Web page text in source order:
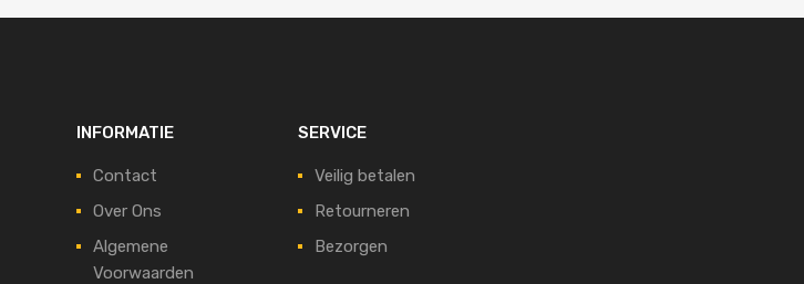
INFORMATIE
Contact
Over Ons
Algemene
Voorwaarden
SERVICE
Veilig betalen
Retourneren
Bezorgen